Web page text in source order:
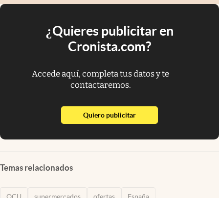
¿Quieres publicitar en
Cronista.com?
Accede aquí, completa tus datos y te
contactaremos.
Quiero publicitarabre en nueva pestaña
Temas relacionados